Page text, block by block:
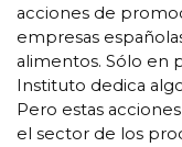
acciones de
empresas
alimentos. Sólo en
Instituto dedica
Pero estas
el sector de los